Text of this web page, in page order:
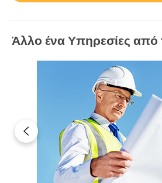
Άλλο ένα Υπηρεσίες